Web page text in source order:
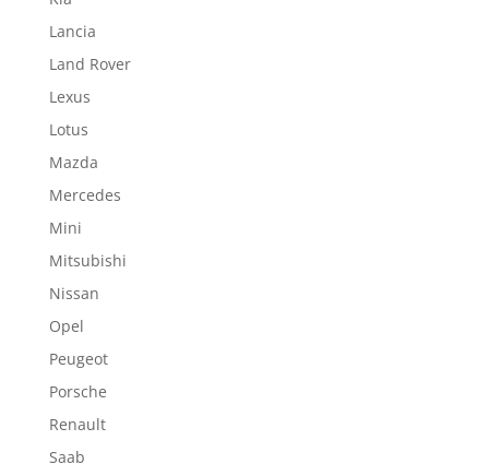
Lancia
Land Rover
Lexus
Lotus
Mazda
Mercedes
Mini
Mitsubishi
Nissan
Opel
Peugeot
Porsche
Renault
Saab